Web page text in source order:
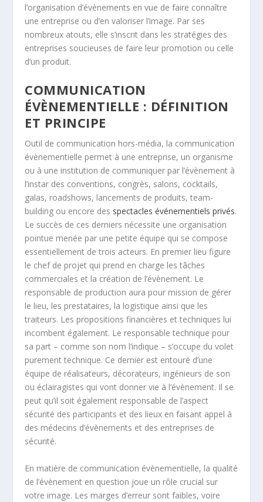
l’organisation d’évènements en vue de faire connaître
une entreprise ou d’en valoriser l’image. Par ses
nombreux atouts, elle s’inscrit dans les stratégies des
entreprises soucieuses de faire leur promotion ou celle
d’un produit.
COMMUNICATION
ÉVÈNEMENTIELLE : DÉFINITION
ET PRINCIPE
Outil de communication hors-média, la communication
évènementielle permet à une entreprise, un organisme
ou à une institution de communiquer par l’évènement à
l’instar des conventions, congrès, salons, cocktails,
galas, roadshows, lancements de produits, team-
building ou encore des spectacles événementiels privés.
Le succès de ces derniers nécessite une organisation
pointue menée par une petite équipe qui se compose
essentiellement de trois acteurs. En premier lieu figure
le chef de projet qui prend en charge les tâches
commerciales et la création de l’évènement. Le
responsable de production aura pour mission de gérer
le lieu, les prestataires, la logistique ainsi que les
traiteurs. Les propositions financières et techniques lui
incombent également. Le responsable technique pour
sa part – comme son nom l’indique – s’occupe du volet
purement technique. Ce dernier est entouré d’une
équipe de réalisateurs, décorateurs, ingénieurs de son
ou éclairagistes qui vont donner vie à l’évènement. Il se
peut qu’il soit également responsable de l’aspect
sécurité des participants et des lieux en faisant appel à
des médecins d’évènements et des entreprises de
sécurité.
En matière de communication évènementielle, la qualité
de l’évènement en question joue un rôle crucial sur
votre image. Les marges d’erreur sont faibles, voire